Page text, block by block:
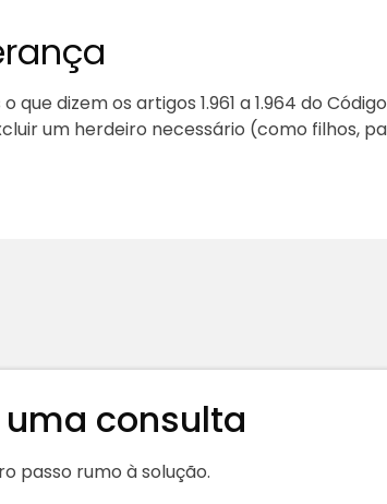
dizem os artigos 1.961 a 1.964 do
um herdeiro necessário (como filhos,
consulta
passo rumo à solução.